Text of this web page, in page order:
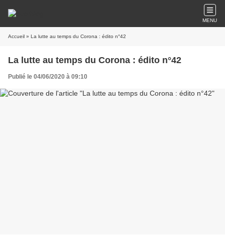
MENU
Accueil » La lutte au temps du Corona : édito n°42
La lutte au temps du Corona : édito n°42
Publié le 04/06/2020 à 09:10